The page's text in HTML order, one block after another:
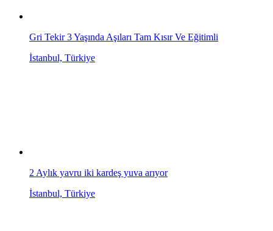
Gri Tekir 3 Yaşında Aşıları Tam Kısır Ve Eğitimli
İstanbul, Türkiye
2 Aylık yavru iki kardeş yuva arıyor
İstanbul, Türkiye